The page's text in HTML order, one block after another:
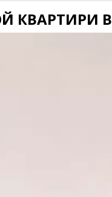
КВАРТИРИ